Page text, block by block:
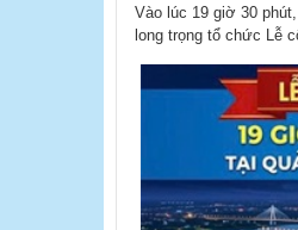
Vào lúc 19 giờ 30
long trọng tổ chức Lễ